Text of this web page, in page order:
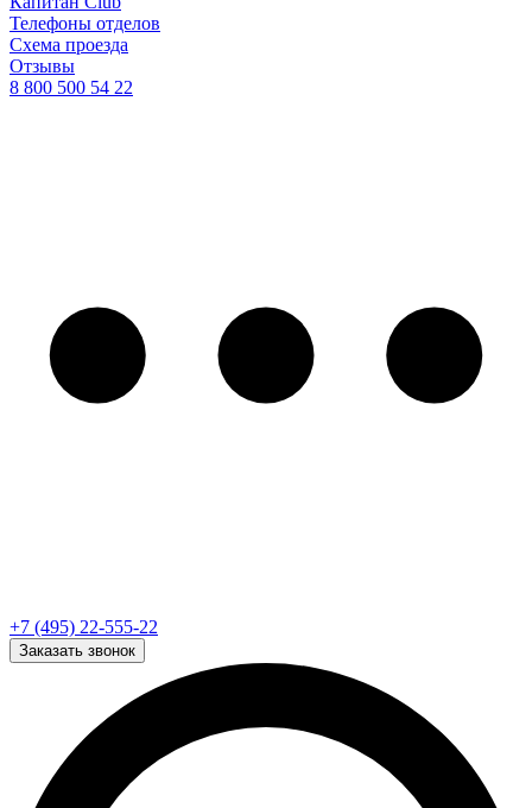
Телефоны отделов
Схема проезда
Отзывы
8 800 500 54 22
+7 (495) 22-555-22
Заказать звонок